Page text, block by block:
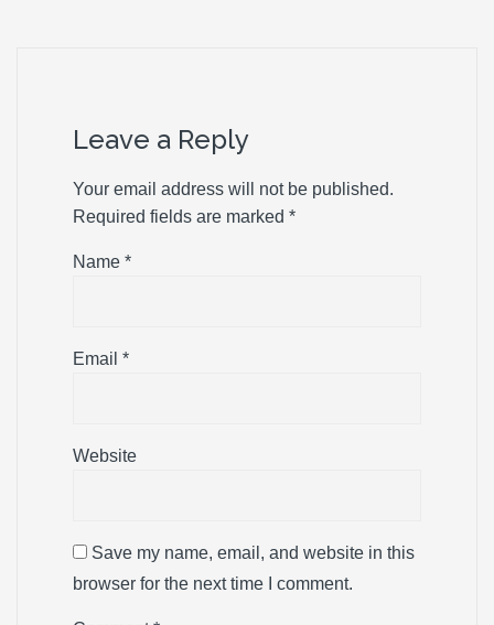
Leave a Reply
Your email address will not be published.
Required fields are marked *
Name *
Email *
Website
Save my name, email, and website in this
browser for the next time I comment.